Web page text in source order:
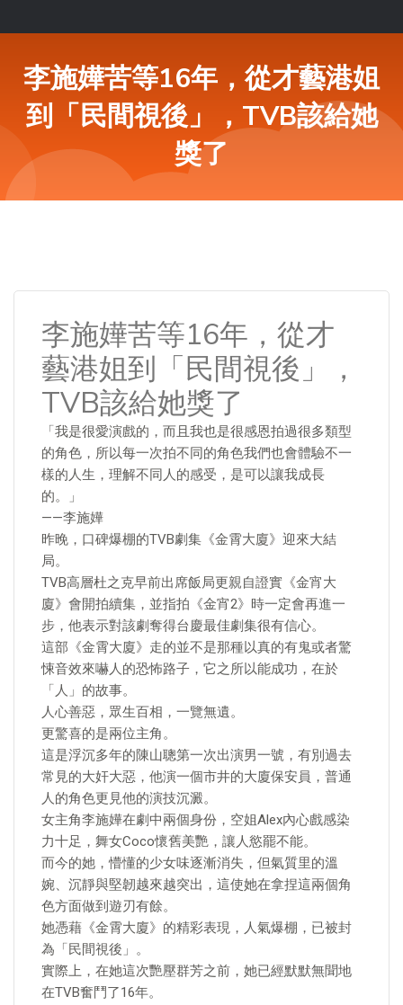
李施嬅苦等16年，從才藝港姐
到「民間視後」，TVB該給她
獎了
李施嬅苦等16年，從才
藝港姐到「民間視後」，
TVB該給她獎了
「我是很愛演戲的，而且我也是很感恩拍過很多類型
的角色，所以每一次拍不同的角色我們也會體驗不一
樣的人生，理解不同人的感受，是可以讓我成長
的。」
——李施嬅
昨晚，口碑爆棚的TVB劇集《金霄大廈》迎來大結
局。
TVB高層杜之克早前出席飯局更親自證實《金宵大
廈》會開拍續集，並指拍《金宵2》時一定會再進一
步，他表示對該劇奪得台慶最佳劇集很有信心。
這部《金霄大廈》走的並不是那種以真的有鬼或者驚
悚音效來嚇人的恐怖路子，它之所以能成功，在於
「人」的故事。
人心善惡，眾生百相，一覽無遺。
更驚喜的是兩位主角。
這是浮沉多年的陳山聰第一次出演男一號，有別過去
常見的大奸大惡，他演一個市井的大廈保安員，普通
人的角色更見他的演技沉澱。
女主角李施嬅在劇中兩個身份，空姐Alex內心戲感染
力十足，舞女Coco懷舊美艷，讓人慾罷不能。
而今的她，懵懂的少女味逐漸消失，但氣質里的溫
婉、沉靜與堅韌越來越突出，這使她在拿捏這兩個角
色方面做到遊刃有餘。
她憑藉《金霄大廈》的精彩表現，人氣爆棚，已被封
為「民間視後」。
實際上，在她這次艷壓群芳之前，她已經默默無聞地
在TVB奮鬥了16年。